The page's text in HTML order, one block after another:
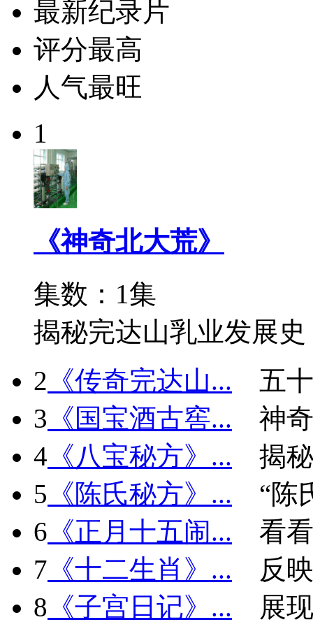
最新纪录片
评分最高
人气最旺
1
《神奇北大荒》
集数：1集
揭秘完达山乳业发展史
2 《传奇完达山...
五
3 《国宝酒古窖...
神
4 《八宝秘方》...
揭
5 《陈氏秘方》...
“陈
6 《正月十五闹...
看
7 《十二生肖》...
反
8 《子宫日记》...
展